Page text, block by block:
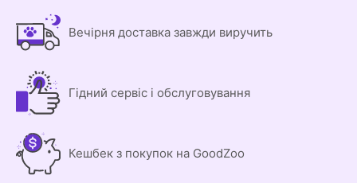
Вечірня доставка завжди виручить
Гідний сервіс і обслуговування
Кешбек з покупок на GoodZoo